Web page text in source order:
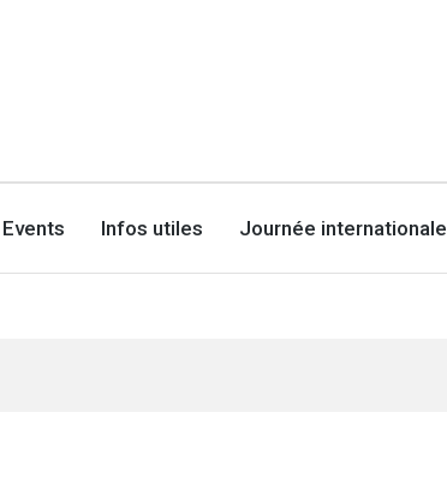
Events Infos utiles Journée internationale